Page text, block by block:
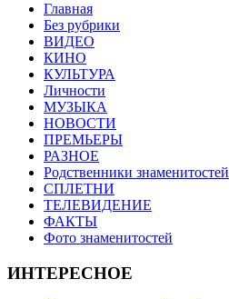
Главная
Без рубрики
ВИДЕО
КИНО
КУЛЬТУРА
Личности
МУЗЫКА
НОВОСТИ
ПРЕМЬЕРЫ
РАЗНОЕ
Родственники знаменитостей
СПЛЕТНИ
ТЕЛЕВИДЕНИЕ
ФАКТЫ
Фото знаменитостей
ИНТЕРЕСНОЕ